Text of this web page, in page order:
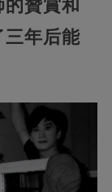
贊賞和
三年后能